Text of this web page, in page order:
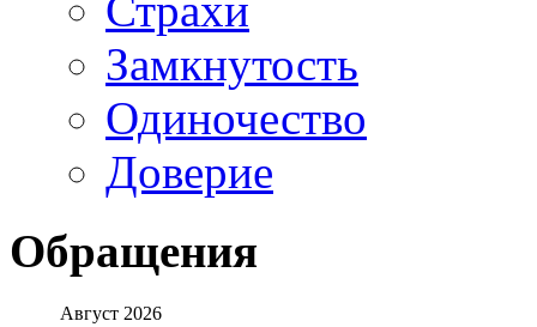
Замкнутость
Одиночество
Доверие
Обращения
Август 2026